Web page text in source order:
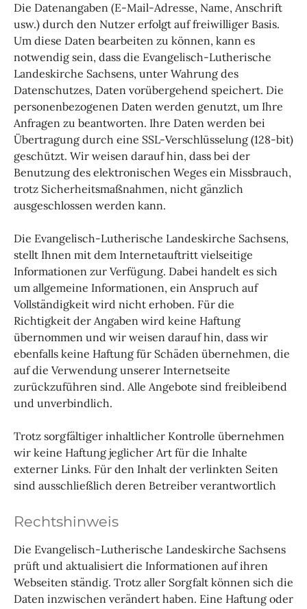
Die Datenangaben (E-Mail-Adresse, Name, Anschrift
usw.) durch den Nutzer erfolgt auf freiwilliger Basis.
Um diese Daten bearbeiten zu können, kann es
notwendig sein, dass die Evangelisch-Lutherische
Landeskirche Sachsens, unter Wahrung des
Datenschutzes, Daten vorübergehend speichert. Die
personenbezogenen Daten werden genutzt, um Ihre
Anfragen zu beantworten. Ihre Daten werden bei
Übertragung durch eine SSL-Verschlüsselung (128-bit)
geschützt. Wir weisen darauf hin, dass bei der
Benutzung des elektronischen Weges ein Missbrauch,
trotz Sicherheitsmaßnahmen, nicht gänzlich
ausgeschlossen werden kann.
Die Evangelisch-Lutherische Landeskirche Sachsens,
stellt Ihnen mit dem Internetauftritt vielseitige
Informationen zur Verfügung. Dabei handelt es sich
um allgemeine Informationen, ein Anspruch auf
Vollständigkeit wird nicht erhoben. Für die
Richtigkeit der Angaben wird keine Haftung
übernommen und wir weisen darauf hin, dass wir
ebenfalls keine Haftung für Schäden übernehmen, die
auf die Verwendung unserer Internetseite
zurückzuführen sind. Alle Angebote sind freibleibend
und unverbindlich.
Trotz sorgfältiger inhaltlicher Kontrolle übernehmen
wir keine Haftung jeglicher Art für die Inhalte
externer Links. Für den Inhalt der verlinkten Seiten
sind ausschließlich deren Betreiber verantwortlich
Rechtshinweis
Die Evangelisch-Lutherische Landeskirche Sachsens
prüft und aktualisiert die Informationen auf ihren
Webseiten ständig. Trotz aller Sorgfalt können sich die
Daten inzwischen verändert haben. Eine Haftung oder